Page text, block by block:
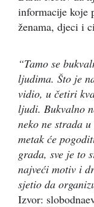
informacije koje
ženama, djeci i
“Tamo se
ljudima. Što je
vidio, u četiri
ljudi. Bukvalno
neko ne strada
metak će
grada, sve je to
najveći motiv i
sjetio da
Izvor: